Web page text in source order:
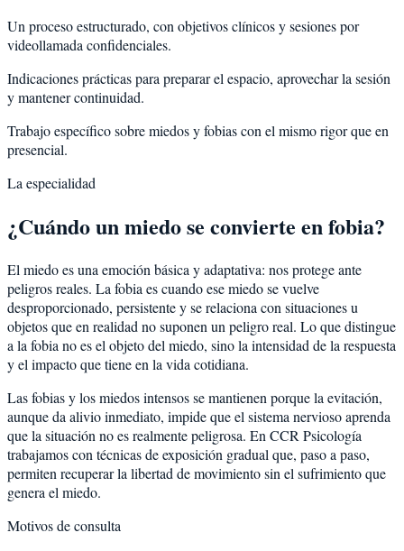
Un proceso estructurado, con objetivos clínicos y sesiones por
videollamada confidenciales.
Indicaciones prácticas para preparar el espacio, aprovechar la sesión
y mantener continuidad.
Trabajo específico sobre miedos y fobias con el mismo rigor que en
presencial.
La especialidad
¿Cuándo un miedo se convierte en fobia?
El miedo es una emoción básica y adaptativa: nos protege ante
peligros reales. La fobia es cuando ese miedo se vuelve
desproporcionado, persistente y se relaciona con situaciones u
objetos que en realidad no suponen un peligro real. Lo que distingue
a la fobia no es el objeto del miedo, sino la intensidad de la respuesta
y el impacto que tiene en la vida cotidiana.
Las fobias y los miedos intensos se mantienen porque la evitación,
aunque da alivio inmediato, impide que el sistema nervioso aprenda
que la situación no es realmente peligrosa. En CCR Psicología
trabajamos con técnicas de exposición gradual que, paso a paso,
permiten recuperar la libertad de movimiento sin el sufrimiento que
genera el miedo.
Motivos de consulta